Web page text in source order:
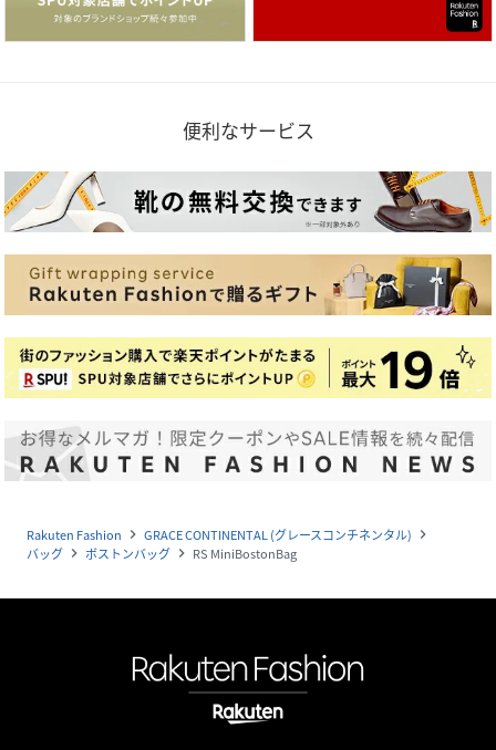
便利なサービス
Rakuten Fashion navigate_next GRACE CONTINENTAL (グレースコンチネンタル) navigate_next
バッグ navigate_next ボストンバッグ navigate_next RS MiniBostonBag